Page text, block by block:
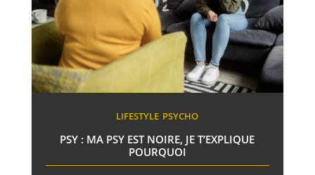
LIFESTYLE PSYCHO
PSY : MA PSY EST NOIRE, JE T’EXPLIQUE
POURQUOI